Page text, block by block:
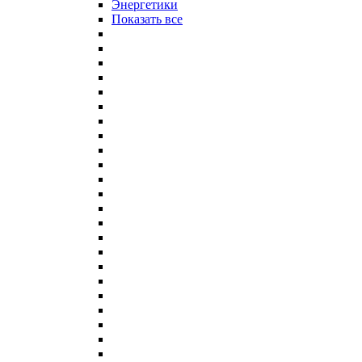
Энергетики
Показать все